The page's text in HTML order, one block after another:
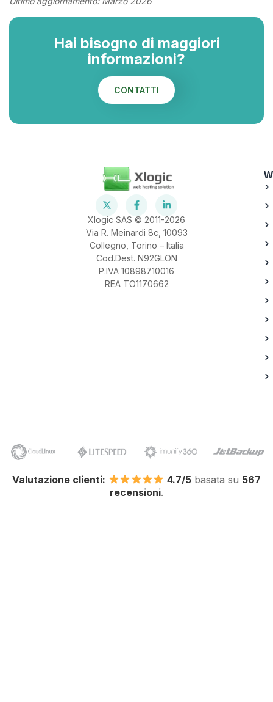
Hai bisogno di maggiori
informazioni?
CONTATTI
Xlogic SAS © 2011-2026
Via R. Meinardi 8c, 10093
Collegno, Torino – Italia
Cod.Dest. N92GLON
P.IVA 10898710016
REA TO1170662
Valutazione clienti: 4.7/5 basata su 567
recensioni.